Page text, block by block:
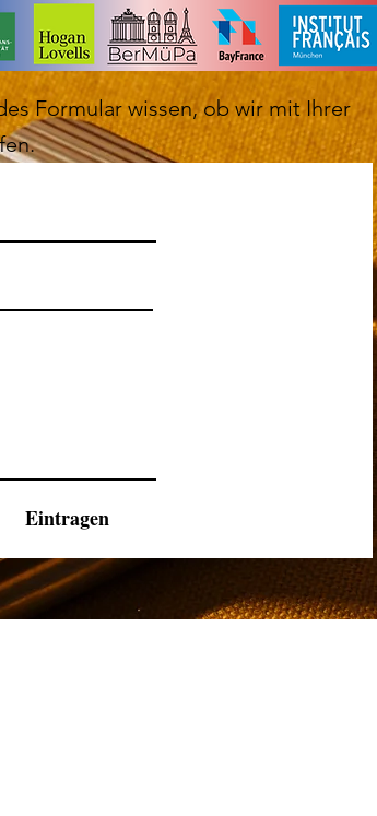
Formular wissen, ob wir mit Ihrer
Eintragen